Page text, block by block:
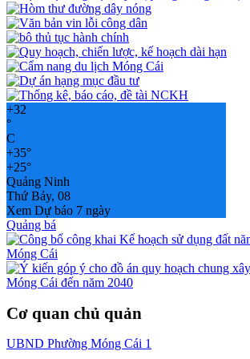
+32
°
C
+35°
+25°
Quảng Ninh
Thứ Bảy, 08
Xem Dự báo 7 ngày
Quảng bá
Cơ quan chủ quản
UBND Phường Móng Cái 1